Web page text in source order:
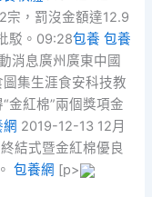
宗，罰沒金額達12.9
駁。09:28包養 包養
消息廣州廣東中國
集生涯食安科技教
金紅棉”兩個獎項金
2019-12-13 12月
結式暨金紅棉優良
包養網 [p>